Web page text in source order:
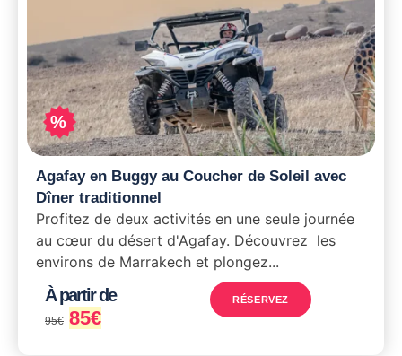
%
Agafay en Buggy au Coucher de Soleil avec
Dîner traditionnel
Profitez de deux activités en une seule journée
au cœur du désert d'Agafay. Découvrez les
environs de Marrakech et plongez...
À partir de
95€ 85€
RÉSERVEZ